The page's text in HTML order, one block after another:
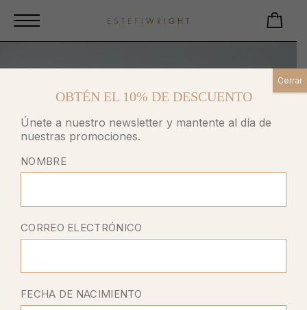
OBTÉN EL 10% DE DESCUENTO
Únete a nuestro newsletter y mantente al día de
nuestras promociones.
NOMBRE
CORREO ELECTRÓNICO
FECHA DE NACIMIENTO
Cerrar